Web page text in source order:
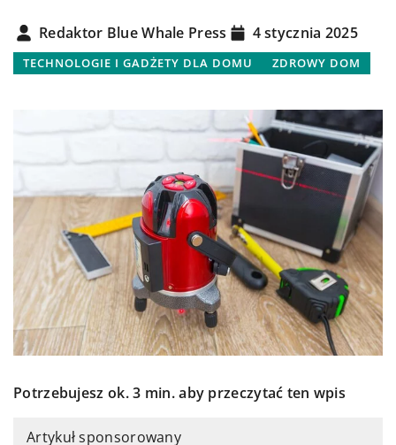
Redaktor Blue Whale Press 4 stycznia 2025
TECHNOLOGIE I GADŻETY DLA DOMU ZDROWY DOM
Potrzebujesz ok. 3 min. aby przeczytać ten wpis
Artykuł sponsorowany